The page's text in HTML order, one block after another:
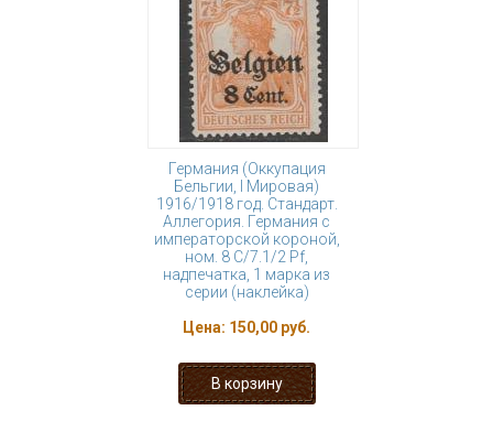
Германия (Оккупация
Бельгии, I Мировая)
1916/1918 год. Стандарт.
Аллегория. Германия с
императорской короной,
ном. 8 С/7.1/2 Pf,
надпечатка, 1 марка из
серии (наклейка)
Цена: 150,00 руб.